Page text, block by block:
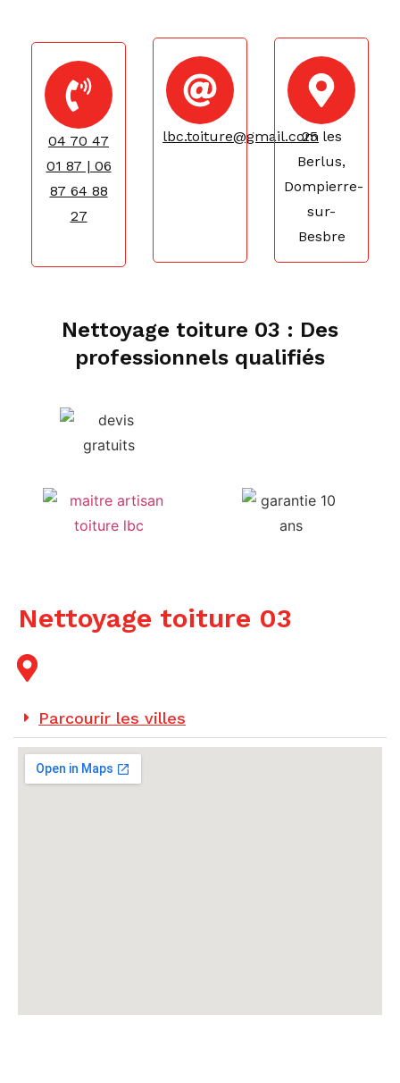
04 70 47
01 87 | 06
87 64 88
27
lbc.toiture@gmail.com25 les
Berlus,
Dompierre-
sur-
Besbre
Nettoyage toiture 03 : Des
professionnels qualifiés
Nettoyage toiture 03
Parcourir les villes